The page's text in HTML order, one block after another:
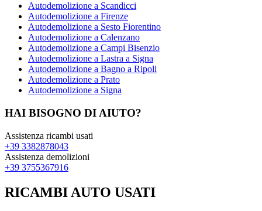
Autodemolizione a Scandicci
Autodemolizione a Firenze
Autodemolizione a Sesto Fiorentino
Autodemolizione a Calenzano
Autodemolizione a Campi Bisenzio
Autodemolizione a Lastra a Signa
Autodemolizione a Bagno a Ripoli
Autodemolizione a Prato
Autodemolizione a Signa
HAI BISOGNO DI AIUTO?
Assistenza ricambi usati
+39 3382878043
Assistenza demolizioni
+39 3755367916
RICAMBI AUTO USATI